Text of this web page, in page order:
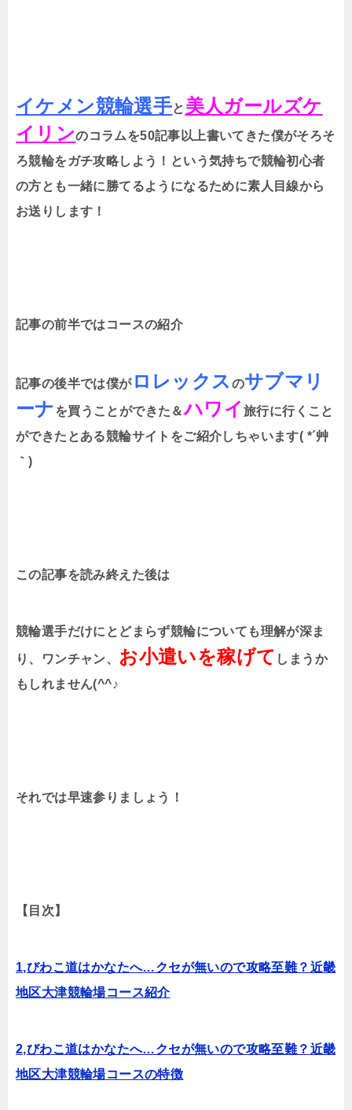
イケメン競輪選手と 美人ガールズケ
イリンのコラムを50記事以上書いてきた僕がそろそ
ろ競輪をガチ攻略しよう！という気持ちで競輪初心者
の方とも一緒に勝てるようになるために素人目線から
お送りします！
記事の前半ではコースの紹介
記事の後半では僕がロレックス のサブマリ
ーナ を買うことができた＆ハワイ旅行に行くこと
ができたとある競輪サイトをご紹介しちゃいます( *´艸
｀)
この記事を読み終えた後は
競輪選手だけにとどまらず競輪についても理解が深ま
り、ワンチャン、 お小遣いを稼げて しまうか
もしれません(^^♪
それでは早速参りましょう！
【目次】
1,びわこ道はかなたへ…クセが無いので攻略至難？近畿
地区大津競輪場コース紹介
2,びわこ道はかなたへ…クセが無いので攻略至難？近畿
地区大津競輪場コースの特徴